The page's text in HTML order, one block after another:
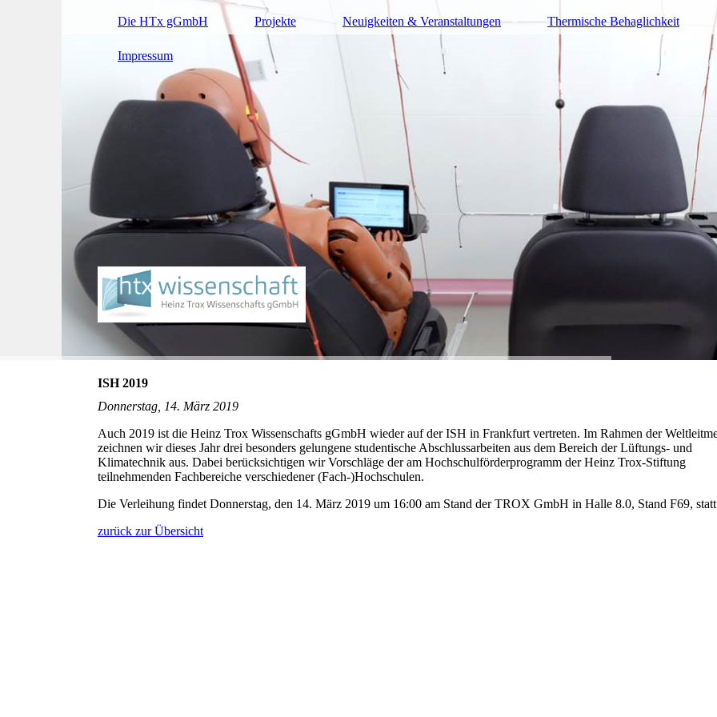
Die HTx gGmbH Projekte Neuigkeiten & Veranstaltungen Thermische Behaglichkeit
Impressum
ISH 2019
Donnerstag, 14. März 2019
Auch 2019 ist die Heinz Trox Wissenschafts gGmbH wieder auf der ISH in Frankfurt vertreten. Im Rahmen der
zeichnen wir dieses Jahr drei besonders gelungene studentische Abschlussarbeiten aus dem Bereich der Lüftungs- und
Klimatechnik aus. Dabei berücksichtigen wir Vorschläge der am Hochschulförderprogramm der Heinz Trox-Stiftung
teilnehmenden Fachbereiche verschiedener (Fach-)Hochschulen.
Die Verleihung findet Donnerstag, den 14. März 2019 um 16:00 am Stand der TROX GmbH in Halle 8.0, Stand F69,
zurück zur Übersicht